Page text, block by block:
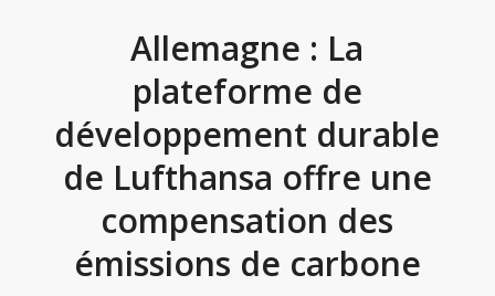
Allemagne : La
plateforme de
développement durable
de Lufthansa offre une
compensation des
émissions de carbone